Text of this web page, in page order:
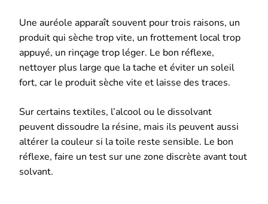
Une auréole apparaît souvent pour trois raisons, un
produit qui sèche trop vite, un frottement local trop
appuyé, un rinçage trop léger. Le bon réflexe,
nettoyer plus large que la tache et éviter un soleil
fort, car le produit sèche vite et laisse des traces.
Sur certains textiles, l’alcool ou le dissolvant
peuvent dissoudre la résine, mais ils peuvent aussi
altérer la couleur si la toile reste sensible. Le bon
réflexe, faire un test sur une zone discrète avant tout
solvant.